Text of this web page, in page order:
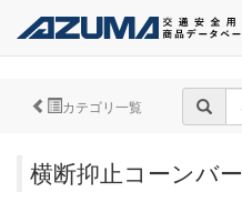
カテゴリ一覧
横断抑止コーンバー